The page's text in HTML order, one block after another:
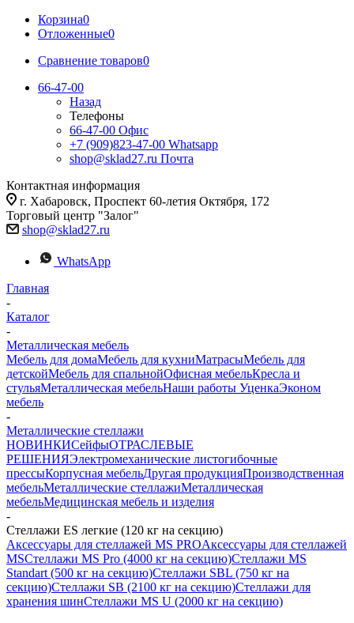
Корзина0
Отложенные0
Сравнение товаров0
66-47-00
Назад
Телефоны
66-47-00 Офис
+7 (909)823-47-00 Whatsapp
shop@sklad27.ru Почта
Контактная информация
г. Хабаровск, Проспект 60-летия Октября, 172
Торговый центр "Залог"
shop@sklad27.ru
WhatsApp
Главная
-
Каталог
-
Металлическая мебель
Мебель для домаМебель для кухниМатраcыМебель для
детскойМебель для спальнойОфисная мебельКресла и
стульяМеталлическая мебельНаши работы УценкаЭконом
мебель
-
Металлические стеллажи
НОВИНКИСейфыОТРАСЛЕВЫЕ
РЕШЕНИЯЭлектромеханические листогибочные
прессыКорпусная мебельДругая продукцияПроизводственная
мебельМеталлические стеллажиМеталлическая
мебельМедицинская мебель и изделия
-
Стеллажи ES легкие (120 кг на секцию)
Аксессуары для стеллажей MS PROАксессуары для стеллажей
MSСтеллажи MS Pro (4000 кг на секцию)Стеллажи MS
Standart (500 кг на секцию)Стеллажи SBL (750 кг на
секцию)Стеллажи SB (2100 кг на секцию)Стеллажи для
хранения шинСтеллажи MS U (2000 кг на секцию)